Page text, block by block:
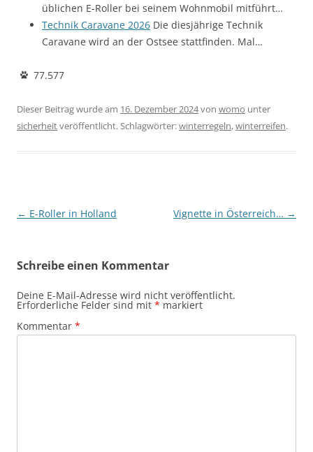
üblichen E-Roller bei seinem Wohnmobil mitführt…
Technik Caravane 2026 Die diesjährige Technik
Caravane wird an der Ostsee stattfinden. Mal…
77.577
Dieser Beitrag wurde am 16. Dezember 2024von womo unter
sicherheitveröffentlicht. Schlagwörter:winterregeln,winterreifen.
Beitragsnavigation
← E-Roller in Holland Vignette in Österreich… →
Schreibe einen Kommentar
Deine E-Mail-Adresse wird nicht veröffentlicht.
Erforderliche Felder sind mit * markiert
Kommentar *